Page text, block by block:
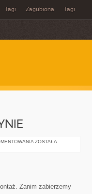
Tagi Zagubiona Tagi
POZYSKUJĄCYCH
ZOSTAŁA
Zanim zabierzemy